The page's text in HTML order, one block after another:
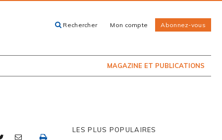
Rechercher Mon compte Abonnez-vous
MAGAZINE ET PUBLICATIONS
EN KIOSQUE
LES PLUS POPULAIRES